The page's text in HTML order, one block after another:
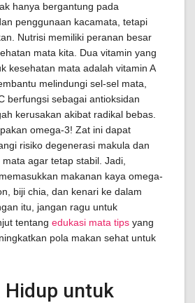
hanya bergantung pada
penggunaan kacamata, tetapi
Nutrisi memiliki peranan besar
mata kita. Dua vitamin yang
kesehatan mata adalah vitamin A
melindungi sel-sel mata,
berfungsi sebagai antioksidan
kerusakan akibat radikal bebas.
omega-3! Zat ini dapat
risiko degenerasi makula dan
agar tetap stabil. Jadi,
makanan kaya omega-
biji chia, dan kenari ke dalam
itu, jangan ragu untuk
tentang edukasi mata tips yang
pola makan sehat untuk
Hidup untuk